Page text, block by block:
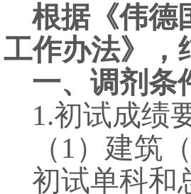
根据《伟德
工作办法》，
一、调剂条
1.初试成绩
（1 ）建筑（
初试单科和